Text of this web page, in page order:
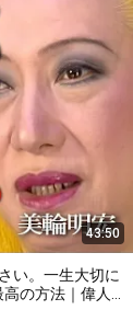
43:50
い。一生大切に
の方法｜偉人｜